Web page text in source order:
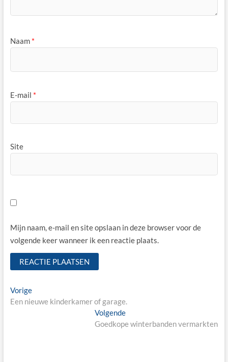
Naam *
E-mail *
Site
Mijn naam, e-mail en site opslaan in deze browser voor de
volgende keer wanneer ik een reactie plaats.
Bericht
navigatie
VorigeVorige
bericht:
Een nieuwe kinderkamer of garage.
VolgendeVolgende
bericht:
Goedkope winterbanden vermarkten